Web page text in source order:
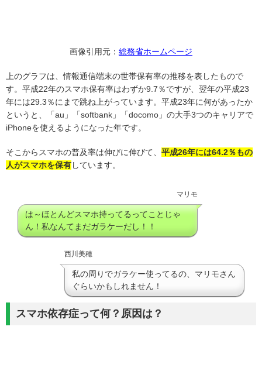
画像引用元： 総務省ホームページ
上のグラフは、情報通信端末の世帯保有率の推移を表したもので
す。平成22年のスマホ保有率はわずか9.7％ですが、翌年の平成23
年には29.3％にまで跳ね上がっています。平成23年に何があったか
というと、「au」「softbank」「docomo」の大手3つのキャリアで
iPhoneを使えるようになった年です。
そこからスマホの普及率は伸びに伸びて、 平成26年には64.2％もの
人がスマホを保有しています。
マリモ
は～ほとんどスマホ持ってるってことじゃ
ん！私なんてまだガラケーだし！！
西川美穂
私の周りでガラケー使ってるの、マリモさん
ぐらいかもしれません！
スマホ依存症って何？原因は？